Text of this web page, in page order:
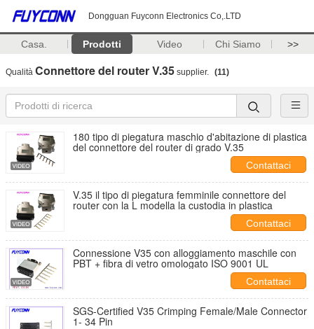
Dongguan Fuyconn Electronics Co,.LTD
Casa. Prodotti Video Chi Siamo >>
Qualità Connettore del router V.35 supplier. (11)
180 tipo di piegatura maschio d'abitazione di plastica
del connettore del router di grado V.35
Contattaci
V.35 il tipo di piegatura femminile connettore del
router con la L modella la custodia in plastica
Contattaci
Connessione V35 con alloggiamento maschile con
PBT + fibra di vetro omologato ISO 9001 UL
Contattaci
SGS-Certified V35 Crimping Female/Male Connector
1- 34 Pin